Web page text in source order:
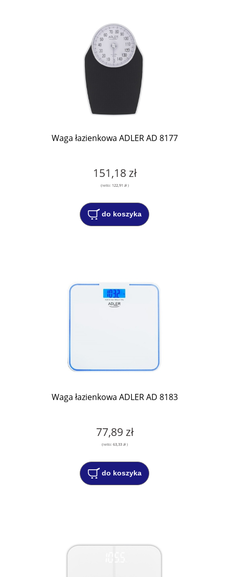
Waga łazienkowa ADLER AD 8177
151,18 zł
(netto: 122,91 zł)
do koszyka
Waga łazienkowa ADLER AD 8183
77,89 zł
(netto: 63,33 zł)
do koszyka